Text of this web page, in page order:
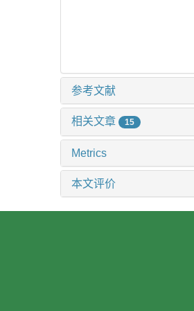
参考文献
相关文章 15
Metrics
本文评价